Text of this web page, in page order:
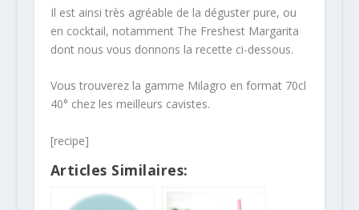
Il est ainsi très agréable de la déguster pure, ou
en cocktail, notamment The Freshest Margarita
dont nous vous donnons la recette ci-dessous.
Vous trouverez la gamme Milagro en format 70cl
40° chez les meilleurs cavistes.
[recipe]
Articles Similaires: